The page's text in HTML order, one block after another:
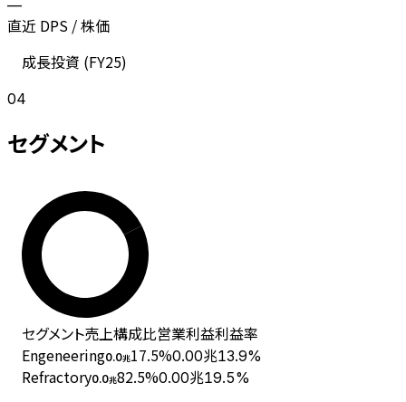
—
直近 DPS / 株価
成長投資 (FY25)
04
セグメント
セグメント売上構成比営業利益利益率
Engeneering0.0兆17.5%0.00兆13.9%
Refractory0.0兆82.5%0.00兆19.5%